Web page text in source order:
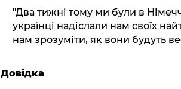
"Два тижні тому ми були в
українці надіслали нам своїх
нам зрозуміти, як вони будуть
Довідка